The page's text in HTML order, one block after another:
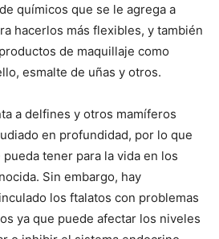
químicos que se le agrega a
hacerlos más flexibles, y también
de maquillaje como
esmalte de uñas y otros.
a delfines y otros mamíferos
en profundidad, por lo que
tener para la vida en los
Sin embargo, hay
los ftalatos con problemas
ya que puede afectar los niveles